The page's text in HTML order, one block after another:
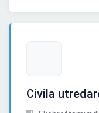
Civila